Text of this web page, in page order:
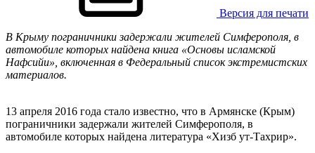
Версия для печати
В Крыму пограничники задержали жителей Симферополя, в
автомобиле которых найдена книга «Основы исламской
Нафсийи», включенная в Федеральный список экстремистских
материалов.
13 апреля 2016 года стало известно, что в Армянске (Крым)
пограничники задержали жителей Симферополя, в
автомобиле которых найдена литература «Хизб ут-Тахрир».